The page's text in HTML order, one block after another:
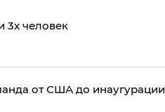
3х человек
от США до инаугурации